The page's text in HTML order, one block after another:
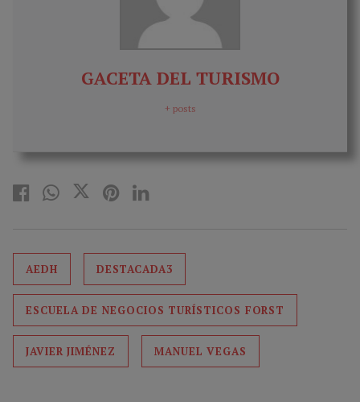
GACETA DEL TURISMO
+ posts
AEDH DESTACADA3
ESCUELA DE NEGOCIOS TURÍSTICOS FORST
JAVIER JIMÉNEZ MANUEL VEGAS